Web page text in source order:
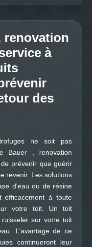
renovation
à
des
ne soit pas
Bauer , renovation
prévenir que guérir
revenir. Les solutions
d'eau ou de résine
efficacement à toute
votre toit. Un toit
sur votre toit
L’avantage de ce
continueront leur